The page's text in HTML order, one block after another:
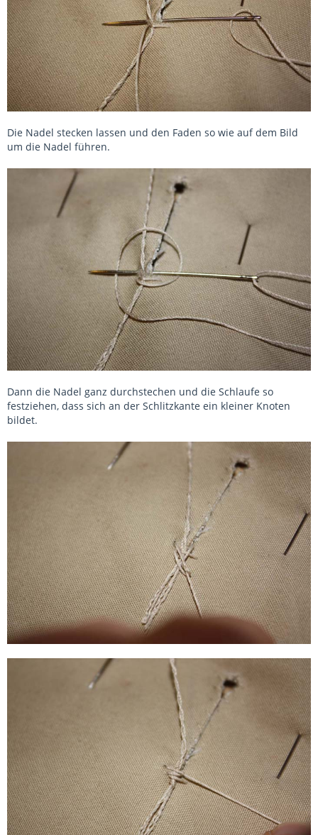
Die Nadel stecken lassen und den Faden so wie auf dem Bild
um die Nadel führen.
Dann die Nadel ganz durchstechen und die Schlaufe so
festziehen, dass sich an der Schlitzkante ein kleiner Knoten
bildet.